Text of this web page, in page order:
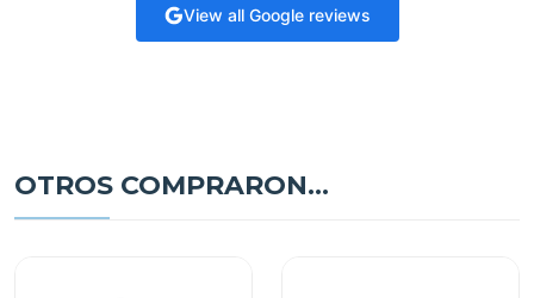
View all Google reviews
OTROS COMPRARON...